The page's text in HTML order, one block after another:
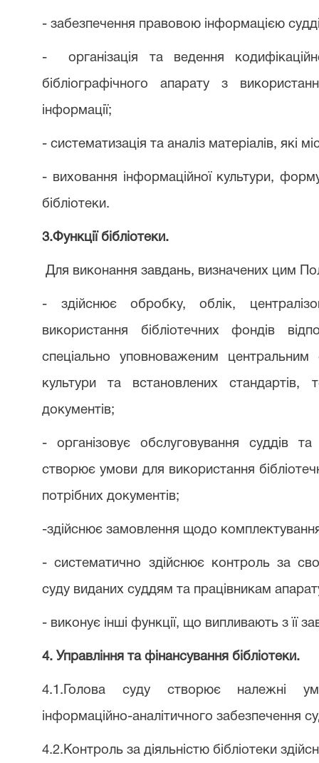
- забезпечення правовою інформацією
- організація та ведення
бібліографічного апарату з
інформації;
- систематизація та аналіз матеріалів, які
- виховання інформаційної культури,
бібліотеки.
3.Функції бібліотеки.
Для виконання завдань, визначених цим
- здійснює обробку, облік,
використання бібліотечних фондів
спеціально уповноваженим
культури та встановлених стандартів,
документів;
- організовує обслуговування суддів
створює умови для використання
потрібних документів;
-здійснює замовлення щодо
- систематично здійснює контроль за
суду виданих суддям та працівникам
- виконує інші функції, що випливають з її
4. Управління та фінансування бібліотеки.
4.1.Голова суду створює належні
інформаційно-аналітичного забезпечення
4.2.Контроль за діяльністю бібліотеки